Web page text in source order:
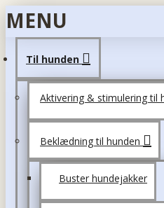
MENU
Til hunden
Aktivering & stimulering til
Beklædning til hunden
Buster hundejakker